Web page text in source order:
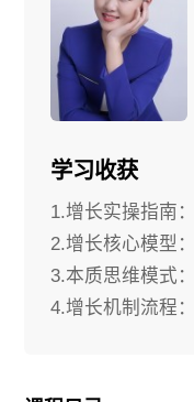
学习收获
1.增长实操指南
2.增长核心模型
3.本质思维模式
4.增长机制流程